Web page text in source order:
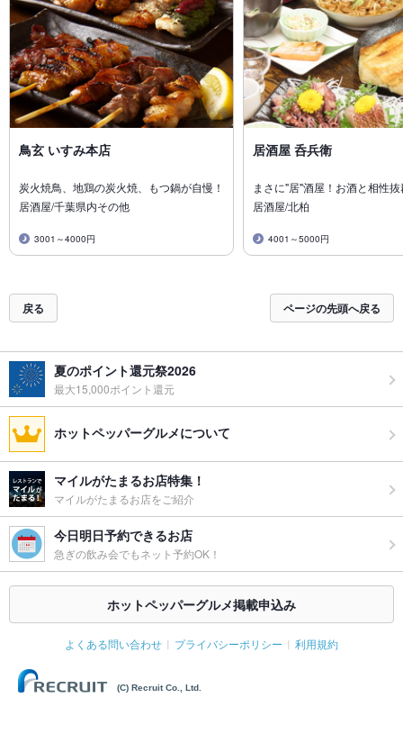
鳥玄 いすみ本店
炭火焼鳥、地鶏の炭火焼、もつ鍋が自慢！
居酒屋/千葉県内その他
3001～4000円
居酒屋 呑兵衛
まさに"居"酒屋！お酒と相性
居酒屋/北柏
4001～5000円
戻る ページの先頭へ戻る
夏のポイント還元祭2026
最大15,000ポイント還元
ホットペッパーグルメについて
マイルがたまるお店特集！
マイルがたまるお店をご紹介
今日明日予約できるお店
急ぎの飲み会でもネット予約OK！
ホットペッパーグルメ掲載申込み
よくある問い合わせ プライバシーポリシー 利用規約
(C) Recruit Co., Ltd.